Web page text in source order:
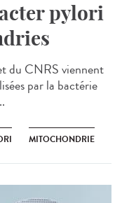
pylori
du CNRS viennent
par la bactérie
MITOCHONDRIE